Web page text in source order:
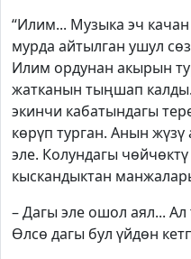
“Илим... Музыка эч
мурда айтылган ушул
Илим ордунан акырын
жатканын тыңшап
экинчи кабатындагы
көрүп турган. Анын
эле. Колундагы
кыскандыктан
– Дагы эле ошол аял...
Өлсө дагы бул үйдөн